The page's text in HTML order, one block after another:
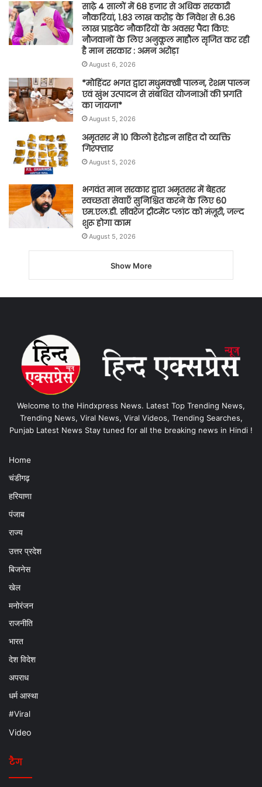
साढ़े 4 सालों में 68 हजार से अधिक सरकारी
नौकरियां, 1.83 लाख करोड़ के निवेश से 6.36
लाख प्राइवेट नौकरियों के अवसर पैदा किए:
नौजवानों के लिए अनुकूल माहौल सृजित कर रही
है मान सरकार : अमन अरोड़ा
August 6, 2026
*मोहिंदर भगत द्वारा मधुमक्खी पालन, रेशम पालन
एवं खुंभ उत्पादन से संबंधित योजनाओं की प्रगति
का जायजा*
August 5, 2026
अमृतसर में 10 किलो हेरोइन सहित दो व्यक्ति
गिरफ्तार
August 5, 2026
भगवंत मान सरकार द्वारा अमृतसर में बेहतर
स्वच्छता सेवाएँ सुनिश्चित करने के लिए 60
एम.एल.डी. सीवरेज ट्रीटमेंट प्लांट को मंज़ूरी, जल्द
शुरू होगा काम
August 5, 2026
Show More
Welcome to the Hindxpress News. Latest Top Trending News,
Trending News, Viral News, Viral Videos, Trending Searches,
Punjab Latest News Stay tuned for all the breaking news in Hindi !
Home
चंडीगढ़
हरियाणा
पंजाब
राज्य
उत्तर प्रदेश
बिजनेस
खेल
मनोरंजन
राजनीति
भारत
देश विदेश
अपराध
धर्म आस्था
#Viral
Video
टैग